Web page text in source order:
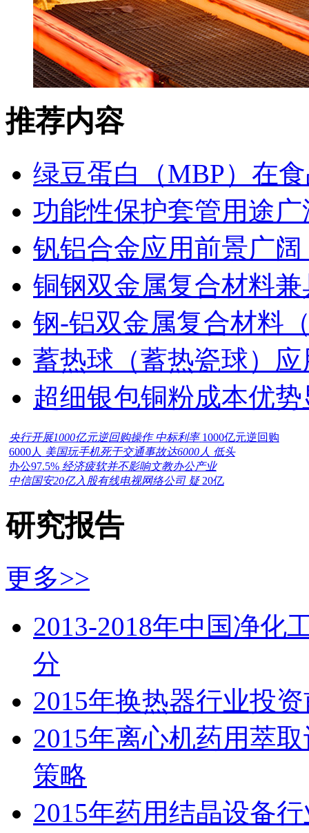
推荐内容
绿豆蛋白（MBP）在
功能性保护套管用途
钒铝合金应用前景广
铜钢双金属复合材料
钢-铝双金属复合材料
蓄热球（蓄热瓷球）
超细银包铜粉成本优
央行开展1000亿元逆回购操作 中标利率 1000亿元逆回购
6000人 美国玩手机死于交通事故达6000人 低头
办公97.5% 经济疲软并不影响文教办公产业
中信国安20亿入股有线电视网络公司 疑 20亿
研究报告
更多>>
2013-2018年中国净化
分
2015年换热器行业投
2015年离心机药用萃
策略
2015年药用结晶设备